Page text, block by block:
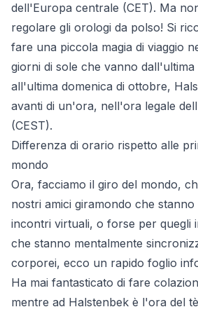
dell'Europa centrale (CET). Ma
regolare gli orologi da polso! Si
fare una piccola magia di viaggio
giorni di sole che vanno
all'ultima domenica di ottobre,
avanti di un'ora, nell'ora legale
(CEST).
Differenza di orario rispetto alle
mondo
Ora, facciamo il giro del mondo,
nostri amici giramondo che
incontri virtuali, o forse per quegli
che stanno mentalmente
corporei, ecco un rapido foglio
Ha mai fantasticato di fare
mentre ad Halstenbek è l'ora del